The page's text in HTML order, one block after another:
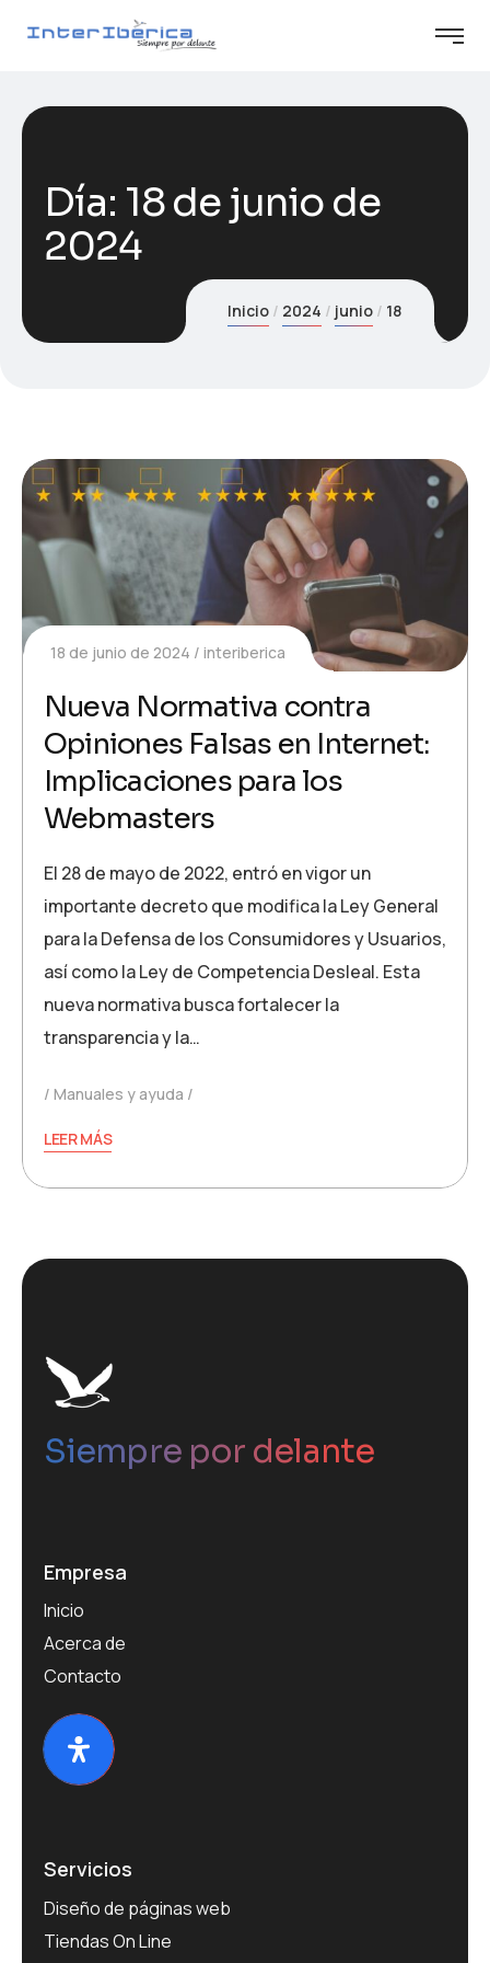
Día: 18 de junio de
2024
Inicio 2024 junio 18
18 de junio de 2024 interiberica
Nueva Normativa contra
Opiniones Falsas en Internet:
Implicaciones para los
Webmasters
El 28 de mayo de 2022, entró en vigor un
importante decreto que modifica la Ley General
para la Defensa de los Consumidores y Usuarios,
así como la Ley de Competencia Desleal. Esta
nueva normativa busca fortalecer la
transparencia y la…
Manuales y ayuda
LEER MÁS
Siempre por delante
Empresa
Inicio
Acerca de
Contacto
Servicios
Diseño de páginas web
Tiendas On Line